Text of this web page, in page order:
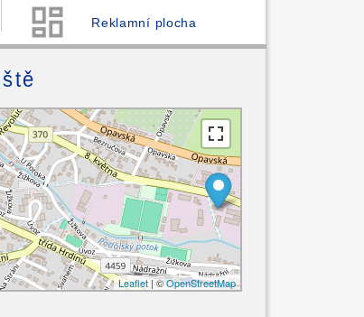
Reklamní plocha
Leaflet | ©OpenStreetMap